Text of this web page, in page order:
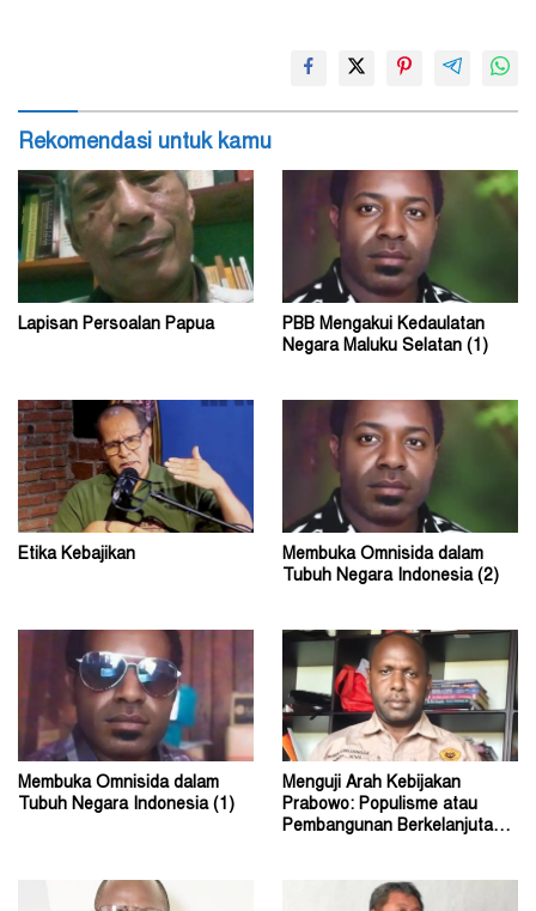
Rekomendasi untuk kamu
Lapisan Persoalan Papua
PBB Mengakui Kedaulatan
Negara Maluku Selatan (1)
Etika Kebajikan
Membuka Omnisida dalam
Tubuh Negara Indonesia (2)
Membuka Omnisida dalam
Tubuh Negara Indonesia (1)
Menguji Arah Kebijakan
Prabowo: Populisme atau
Pembangunan Berkelanjutan?